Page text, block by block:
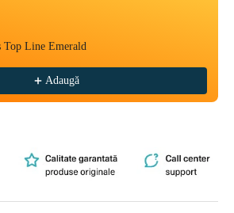
Top Line Emerald
Adaugă